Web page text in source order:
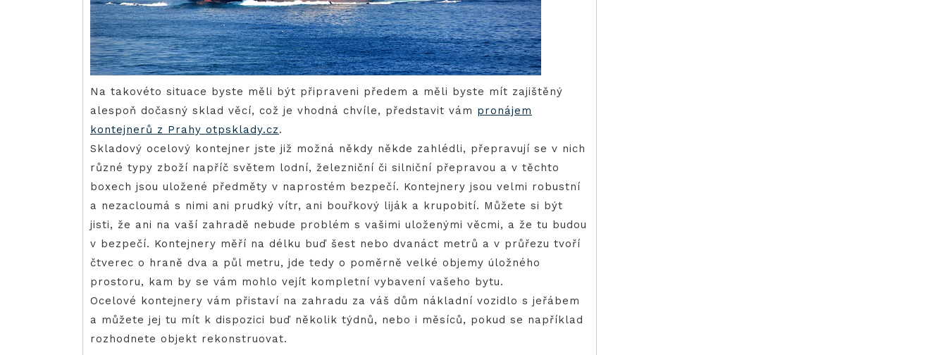
Na takovéto situace byste měli být připraveni předem a měli byste mít zajištěný
alespoň dočasný sklad věcí, což je vhodná chvíle, představit vám pronájem
kontejnerů z Prahy otpsklady.cz.
Skladový ocelový kontejner jste již možná někdy někde zahlédli, přepravují se v nich
různé typy zboží napříč světem lodní, železniční či silniční přepravou a v těchto
boxech jsou uložené předměty v naprostém bezpečí. Kontejnery jsou velmi robustní
a nezacloumá s nimi ani prudký vítr, ani bouřkový liják a krupobití. Můžete si být
jisti, že ani na vaší zahradě nebude problém s vašimi uloženými věcmi, a že tu budou
v bezpečí. Kontejnery měří na délku buď šest nebo dvanáct metrů a v průřezu tvoří
čtverec o hraně dva a půl metru, jde tedy o poměrně velké objemy úložného
prostoru, kam by se vám mohlo vejít kompletní vybavení vašeho bytu.
Ocelové kontejnery vám přistaví na zahradu za váš dům nákladní vozidlo s jeřábem
a můžete jej tu mít k dispozici buď několik týdnů, nebo i měsíců, pokud se například
rozhodnete objekt rekonstruovat.